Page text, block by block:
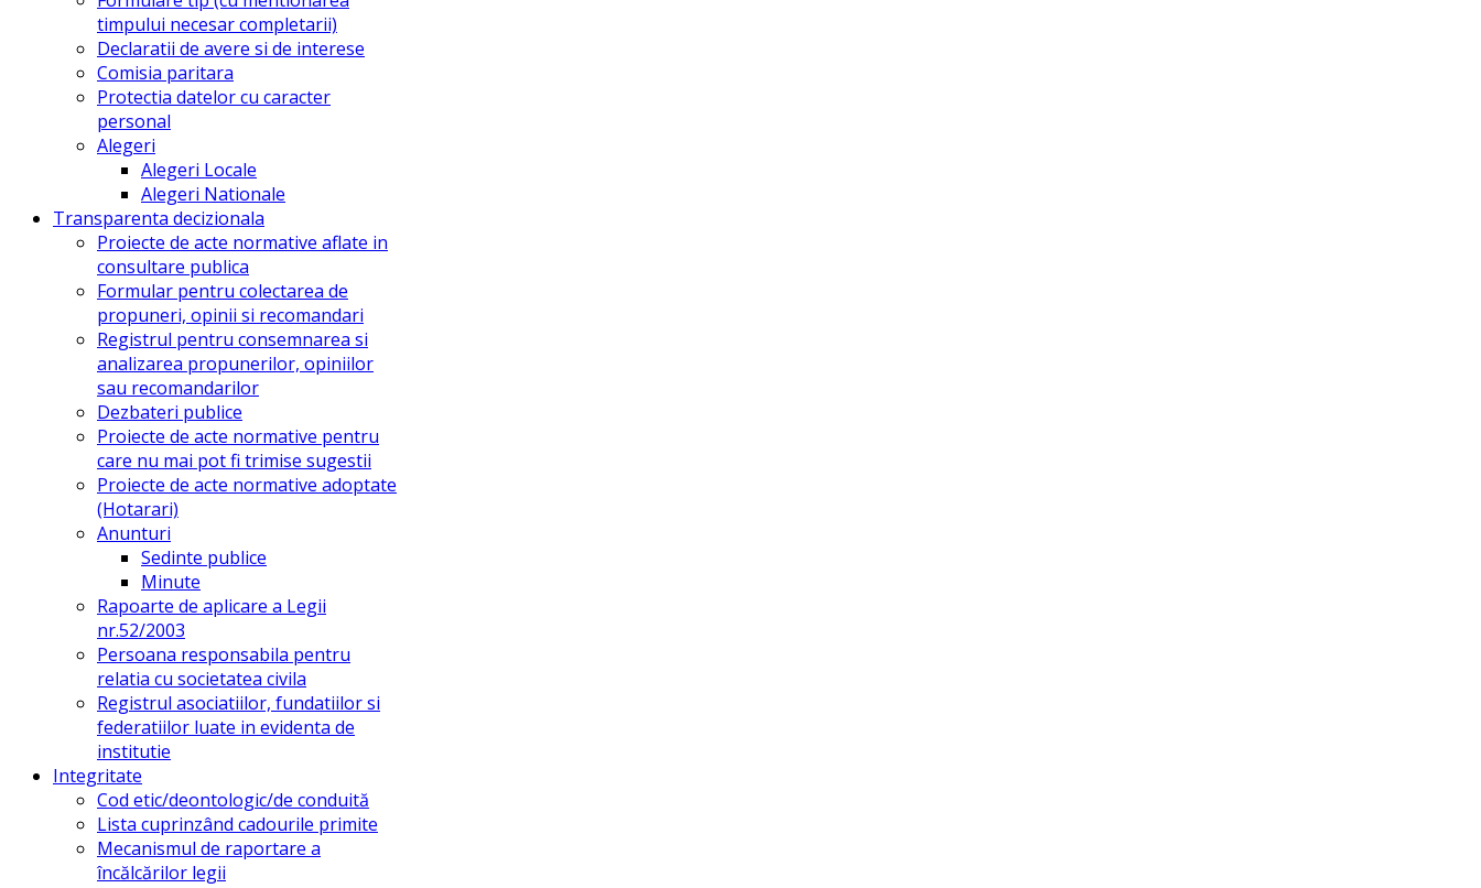
timpului necesar completarii)
Declaratii de avere si de interese
Comisia paritara
Protectia datelor cu caracter
personal
Alegeri
Alegeri Locale
Alegeri Nationale
Transparenta decizionala
Proiecte de acte normative aflate in
consultare publica
Formular pentru colectarea de
propuneri, opinii si recomandari
Registrul pentru consemnarea si
analizarea propunerilor, opiniilor
sau recomandarilor
Dezbateri publice
Proiecte de acte normative pentru
care nu mai pot fi trimise sugestii
Proiecte de acte normative adoptate
(Hotarari)
Anunturi
Sedinte publice
Minute
Rapoarte de aplicare a Legii
nr.52/2003
Persoana responsabila pentru
relatia cu societatea civila
Registrul asociatiilor, fundatiilor si
federatiilor luate in evidenta de
institutie
Integritate
Cod etic/deontologic/de conduită
Lista cuprinzând cadourile primite
Mecanismul de raportare a
încălcărilor legii